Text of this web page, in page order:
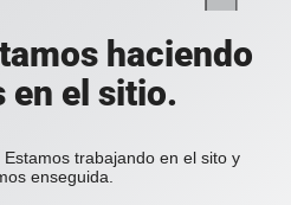
haciendo
en el sitio.
trabajando en el sito y
enseguida.